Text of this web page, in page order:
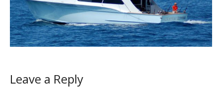
Leave a Reply